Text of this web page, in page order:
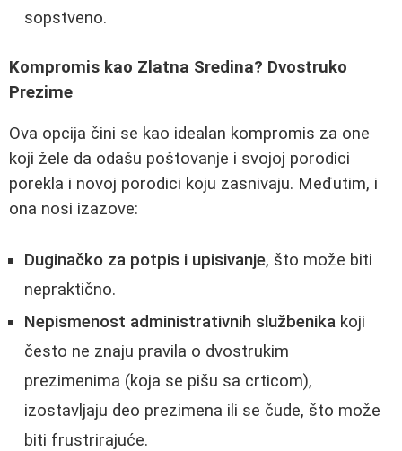
sopstveno.
Kompromis kao Zlatna Sredina? Dvostruko
Prezime
Ova opcija čini se kao idealan kompromis za one
koji žele da odašu poštovanje i svojoj porodici
porekla i novoj porodici koju zasnivaju. Međutim, i
ona nosi izazove:
Duginačko za potpis i upisivanje, što može biti
nepraktično.
Nepismenost administrativnih službenika koji
često ne znaju pravila o dvostrukim
prezimenima (koja se pišu sa crticom),
izostavljaju deo prezimena ili se čude, što može
biti frustrirajuće.